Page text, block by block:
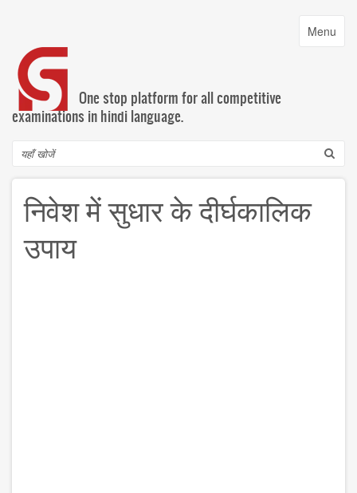
content
Toggle
Menu
One stop platform for all competitive
examinations in hindi language.
Search
निवेश में सुधार के दीर्घकालिक
उपाय